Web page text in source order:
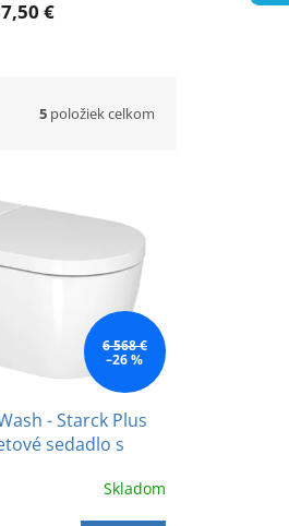
€
5 položiek celkom
6 568 €
–26 %
- Starck Plus
sedadlo s
Skladom